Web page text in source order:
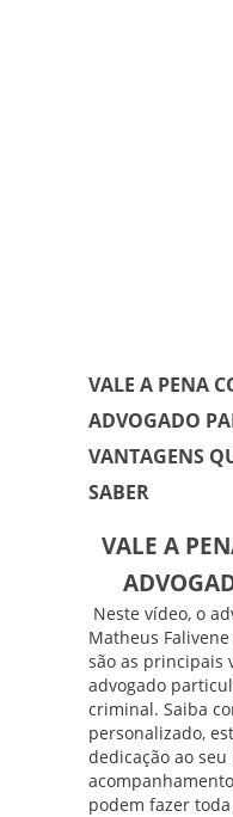
VALE A PENA
ADVOGADO
VANTAGENS
SABER
VALE A
Neste vídeo, o
Matheus Falivene
são as principais
advogado
criminal. Saiba
personalizado,
dedicação ao seu
podem fazer